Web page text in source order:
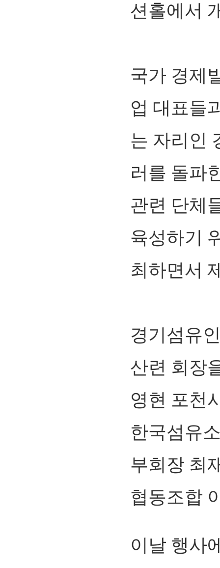
션홀에서
국가 경제
업 대표들
는 자리인
러를 돌파
관련 단체
육성하기
최하면서
경기섬유
산련 회장
영현 포천
한국섬유
부회장 최
협동조합
이날 행사